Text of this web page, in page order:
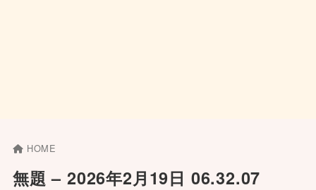
HOME
無題 – 2026年2月19日 06.32.07